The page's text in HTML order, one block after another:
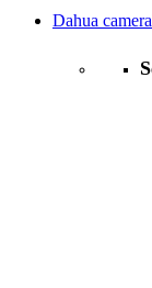
Dahua